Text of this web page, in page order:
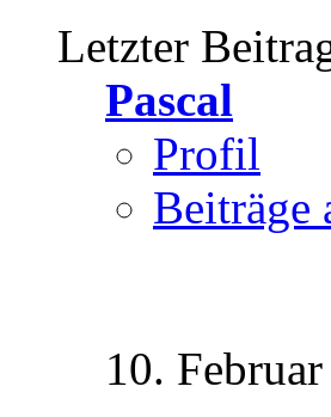
Letzter
Pascal
Profil
Beiträge
10.